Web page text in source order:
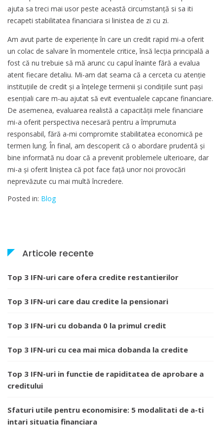
ajuta sa treci mai usor peste această circumstanță si sa iti
recapeti stabilitatea financiara si linistea de zi cu zi.
Am avut parte de experiențe în care un credit rapid mi-a oferit
un colac de salvare în momentele critice, însă lecția principală a
fost că nu trebuie să mă arunc cu capul înainte fără a evalua
atent fiecare detaliu. Mi-am dat seama că a cerceta cu atenție
instituțiile de credit și a înțelege termenii și condițiile sunt pași
esențiali care m-au ajutat să evit eventualele capcane financiare.
De asemenea, evaluarea realistă a capacității mele financiare
mi-a oferit perspectiva necesară pentru a împrumuta
responsabil, fără a-mi compromite stabilitatea economică pe
termen lung. În final, am descoperit că o abordare prudentă și
bine informată nu doar că a prevenit problemele ulterioare, dar
mi-a și oferit liniștea că pot face față unor noi provocări
neprevăzute cu mai multă încredere.
Posted in: Blog
Articole recente
Top 3 IFN-uri care ofera credite restantierilor
Top 3 IFN-uri care dau credite la pensionari
Top 3 IFN-uri cu dobanda 0 la primul credit
Top 3 IFN-uri cu cea mai mica dobanda la credite
Top 3 IFN-uri in functie de rapiditatea de aprobare a
creditului
Sfaturi utile pentru economisire: 5 modalitati de a-ti
intari situatia financiara